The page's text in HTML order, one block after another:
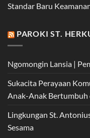
Standar Baru
PAROKI ST.
Ngomongin Lansia |
Sukacita Perayaan
Anak-Anak Bertumbuh
Lingkungan St.
Sesama